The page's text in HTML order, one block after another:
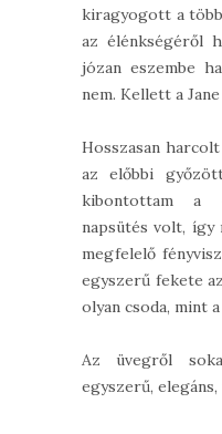
kiragyogott a
az élénkségéről
józan eszembe
nem. Kellett a
Hosszasan harcolt
az előbbi
kibontottam a
napsütés volt, így
megfelelő
egyszerű fekete
olyan csoda, mint
Az üvegről
egyszerű,